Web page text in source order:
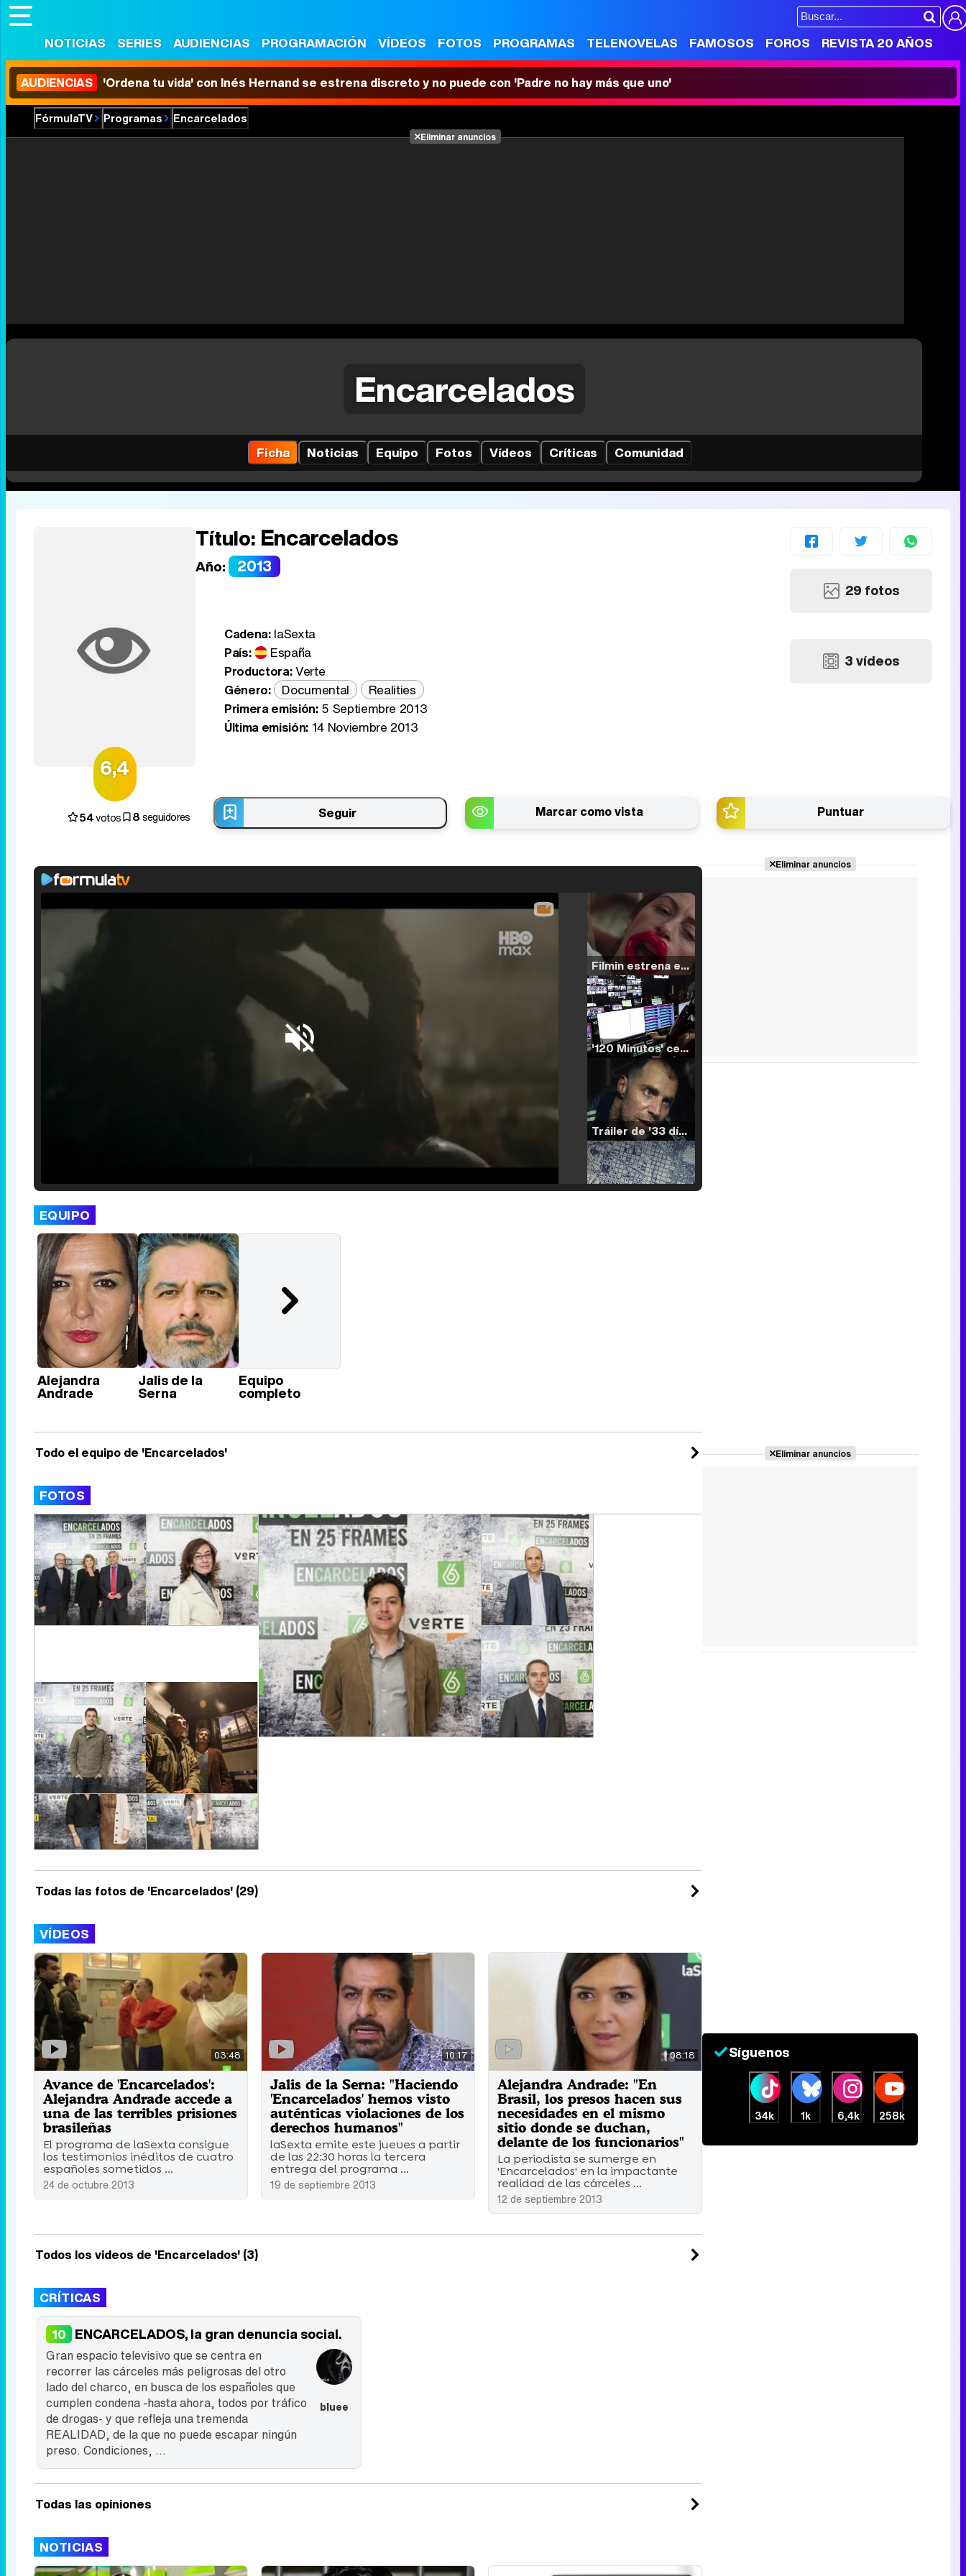
NOTICIAS SERIES AUDIENCIAS PROGRAMACIÓN VÍDEOS FOTOS PROGRAMAS TELENOVELAS FAMOSOS FOROS REVISTA 20 AÑOS
AUDIENCIAS 'Ordena tu vida' con Inés Hernand se estrena discreto y no puede con 'Padre no hay más que uno'
FórmulaTV Programas Encarcelados
Eliminar anuncios
Encarcelados
Ficha Noticias Equipo Fotos Vídeos Críticas Comunidad
6,4
Título: Encarcelados
Año: 2013
Cadena:laSexta
País:
España
Productora:Verte
Género:
Documental
Realities
Primera emisión:5 Septiembre 2013
Última emisión:14 Noviembre 2013
29 fotos
3 vídeos
54votos 8seguidores Seguir Marcar como vista Puntuar
Filmin estrena el tráiler de 'Millennial Mal', su nueva comedia universitaria de la mano de Lorena Iglesias
'120 Minutos' celebra sus 2.000 programas en Telemadrid con un vídeo del día a día en la redacción
Tráiler de '33 días', la nueva serie de Atresplayer con Julián Villagrán y José Manuel Poga
EQUIPO
Alejandra
Andrade
Jalis de la
Serna
Equipo
completo
Todo el equipo de 'Encarcelados'
FOTOS
Todas las fotos de 'Encarcelados' (29)
VÍDEOS
03:48
Avance de 'Encarcelados':
Alejandra Andrade accede a
una de las terribles prisiones
brasileñas
El programa de laSexta consigue
los testimonios inéditos de cuatro
españoles sometidos ...
24 de octubre 2013
10:17
Jalis de la Serna: "Haciendo
'Encarcelados' hemos visto
auténticas violaciones de los
derechos humanos"
laSexta emite este jueves a partir
de las 22:30 horas la tercera
entrega del programa ...
19 de septiembre 2013
08:18
Alejandra Andrade: "En
Brasil, los presos hacen sus
necesidades en el mismo
sitio donde se duchan,
delante de los funcionarios"
La periodista se sumerge en
'Encarcelados' en la impactante
realidad de las cárceles ...
12 de septiembre 2013
Todos los videos de 'Encarcelados' (3)
CRÍTICAS
10 ENCARCELADOS, la gran denuncia social.
bluee
Gran espacio televisivo que se centra en
recorrer las cárceles más peligrosas del otro
lado del charco, en busca de los españoles que
cumplen condena -hasta ahora, todos por tráfico
de drogas- y que refleja una tremenda
REALIDAD, de la que no puede escapar ningún
preso. Condiciones, ...
Todas las opiniones
NOTICIAS
Eliminar anuncios
Eliminar anuncios
Síguenos
34k 1k 6,4k 258k